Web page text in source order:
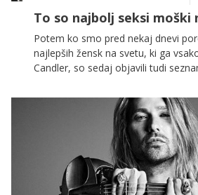
To so najbolj seksi moški
Potem ko smo pred nekaj dnevi
najlepših žensk na svetu, ki ga
Candler, so sedaj objavili tudi